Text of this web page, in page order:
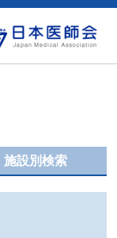
施設別検索